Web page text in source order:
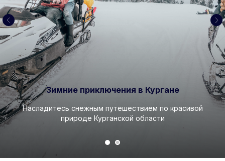
Зимние приключения в Кургане
Насладитесь снежным путешествием по красивой
природе Курганской области